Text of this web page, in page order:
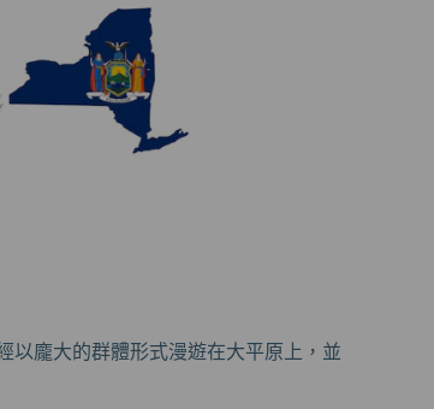
以龐大的群體形式漫遊在大平原上，並